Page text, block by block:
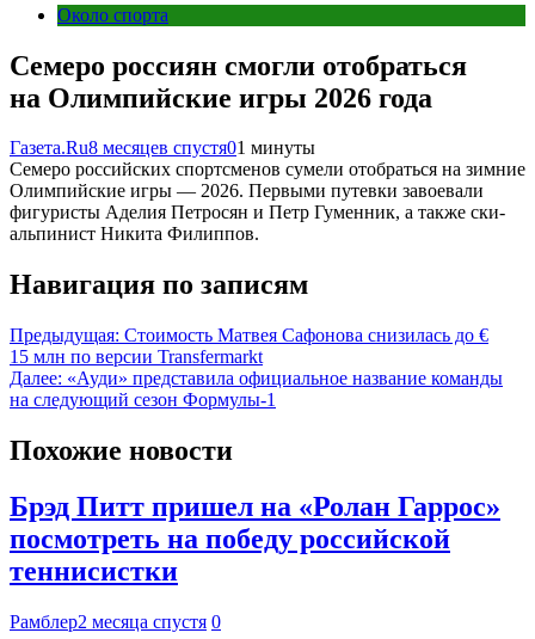
Около спорта
Семеро россиян смогли отобраться
на Олимпийские игры 2026 года
Газета.Ru8 месяцев спустя01 минуты
Семеро российских спортсменов сумели отобраться на зимние
Олимпийские игры — 2026. Первыми путевки завоевали
фигуристы Аделия Петросян и Петр Гуменник, а также ски-
альпинист Никита Филиппов.
Навигация по записям
Предыдущая: Стоимость Матвея Сафонова снизилась до €
15 млн по версии Transfermarkt
Далее: «Ауди» представила официальное название команды
на следующий сезон Формулы-1
Похожие новости
Брэд Питт пришел на «Ролан Гаррос»
посмотреть на победу российской
теннисистки
Рамблер2 месяца спустя 0